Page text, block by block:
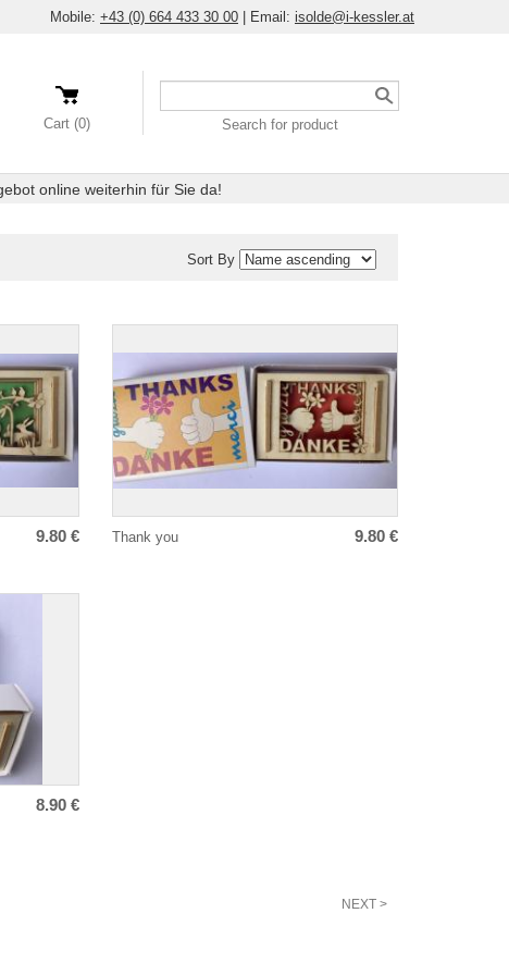
Mobile: +43 (0) 664 433 30 00 | Email: isolde@i-kessler.at
Cart (0)
a
Search for product
online weiterhin für Sie da!
Sort By
9.80 € Thank you 9.80 €
8.90 €
NEXT >